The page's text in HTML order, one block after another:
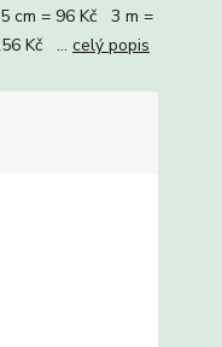
cm = 96 Kč 3 m =
Kč ... celý popis